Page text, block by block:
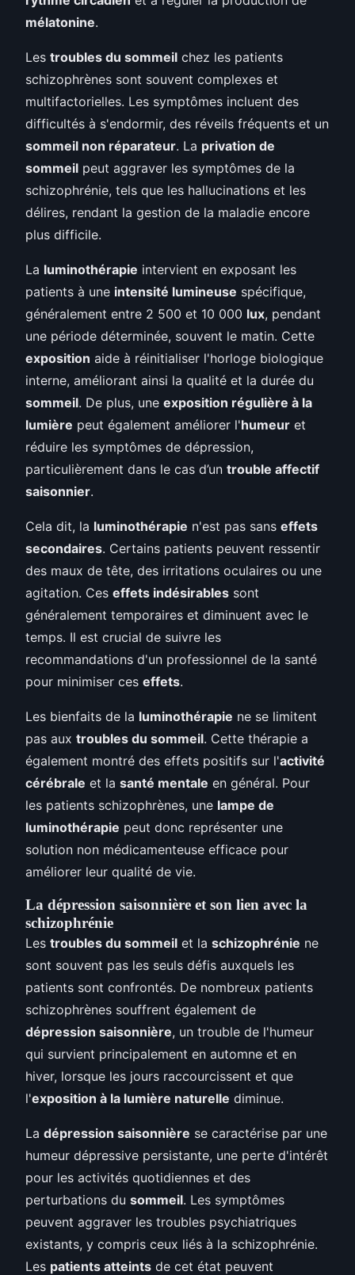
mélatonine.
Les troubles du sommeil chez les patients
schizophrènes sont souvent complexes et
multifactorielles. Les symptômes incluent des
difficultés à s'endormir, des réveils fréquents et un
sommeil non réparateur. La privation de
sommeil peut aggraver les symptômes de la
schizophrénie, tels que les hallucinations et les
délires, rendant la gestion de la maladie encore
plus difficile.
La luminothérapie intervient en exposant les
patients à une intensité lumineuse spécifique,
généralement entre 2 500 et 10 000 lux, pendant
une période déterminée, souvent le matin. Cette
exposition aide à réinitialiser l'horloge biologique
interne, améliorant ainsi la qualité et la durée du
sommeil. De plus, une exposition régulière à la
lumière peut également améliorer l'humeur et
réduire les symptômes de dépression,
particulièrement dans le cas d’un trouble affectif
saisonnier.
Cela dit, la luminothérapie n'est pas sans effets
secondaires. Certains patients peuvent ressentir
des maux de tête, des irritations oculaires ou une
agitation. Ces effets indésirables sont
généralement temporaires et diminuent avec le
temps. Il est crucial de suivre les
recommandations d'un professionnel de la santé
pour minimiser ces effets.
Les bienfaits de la luminothérapie ne se limitent
pas aux troubles du sommeil. Cette thérapie a
également montré des effets positifs sur l'activité
cérébrale et la santé mentale en général. Pour
les patients schizophrènes, une lampe de
luminothérapie peut donc représenter une
solution non médicamenteuse efficace pour
améliorer leur qualité de vie.
La dépression saisonnière et son lien avec la
schizophrénie
Les troubles du sommeil et la schizophrénie ne
sont souvent pas les seuls défis auxquels les
patients sont confrontés. De nombreux patients
schizophrènes souffrent également de
dépression saisonnière, un trouble de l'humeur
qui survient principalement en automne et en
hiver, lorsque les jours raccourcissent et que
l'exposition à la lumière naturelle diminue.
La dépression saisonnière se caractérise par une
humeur dépressive persistante, une perte d'intérêt
pour les activités quotidiennes et des
perturbations du sommeil. Les symptômes
peuvent aggraver les troubles psychiatriques
existants, y compris ceux liés à la schizophrénie.
Les patients atteints de cet état peuvent